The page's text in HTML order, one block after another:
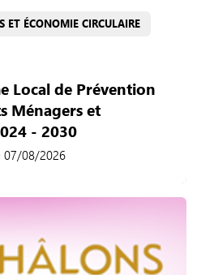
ET ÉCONOMIE CIRCULAIRE
Local de Prévention
Ménagers et
- 2030
07/08/2026